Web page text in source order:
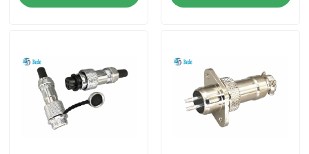
わたしたち に つい て
工場ツアー